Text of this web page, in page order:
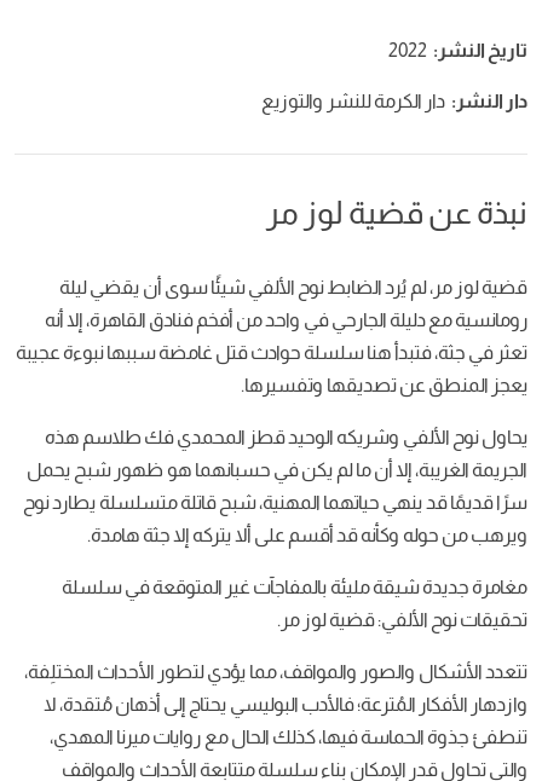
تاريخ النشر: 2022
دار النشر: دار الكرمة للنشر والتوزيع
نبذة عن قضية لوز مر
قضية لوز مر، لم يُرد الضابط نوح الألفي شيئًا سوى أن يقضي ليلة
رومانسية مع دليلة الجارحي في واحد من أفخم فنادق القاهرة، إلا أنه
تعثر في جثة، فتبدأ هنا سلسلة حوادث قتل غامضة سببها نبوءة عجيبة
يعجز المنطق عن تصديقها وتفسيرها.
يحاول نوح الألفي وشريكه الوحيد قطز المحمدي فك طلاسم هذه
الجريمة الغريبة، إلا أن ما لم يكن في حسبانهما هو ظهور شبح يحمل
سرًا قديمًا قد ينهي حياتهما المهنية، شبح قاتلة متسلسلة يطارد نوح
ويرهب من حوله وكأنه قد أقسم على ألا يتركه إلا جثة هامدة.
مغامرة جديدة شيقة مليئة بالمفاجآت غير المتوقعة في سلسلة
تحقيقات نوح الألفي: قضية لوز مر.
تتعدد الأشكال والصور والمواقف، مما يؤدي لتطور الأحداث المختلِفة،
وازدهار الأفكار المُترعة؛ فالأدب البوليسي يحتاج إلى أذهان مُتقدة، لا
تنطفئ جذوة الحماسة فيها، كذلك الحال مع روايات ميرنا المهدي،
والتي تحاول قدر الإمكان بناء سلسلة متتابعة الأحداث والمواقف